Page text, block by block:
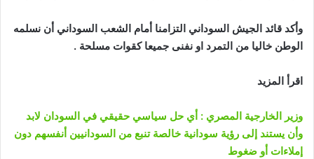
وأكد قائد الجيش السوداني التزامنا أمام الشعب السوداني أن نسلمه
الوطن خاليا من التمرد او نفنى جميعا كقوات مسلحة .
اقرأ المزيد
وزير الخارجية المصري : أي حل سياسي حقيقي في السودان لابد
وأن يستند إلى رؤية سودانية خالصة تنبع من السودانيين أنفسهم دون
إملاءات أو ضغوط